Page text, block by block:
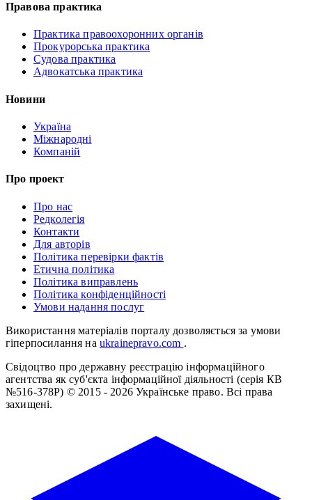
Правова практика
Практика правоохоронних органів
Прокурорська практика
Судова практика
Адвокатська практика
Новини
Україна
Міжнародні
Компаній
Про проект
Про нас
Редколегія
Контакти
Для авторів
Політика перевірки фактів
Етична політика
Політика виправлень
Політика конфіденційності
Умови надання послуг
Використання матеріалів порталу дозволяється за умови
гіперпосилання на ukrainepravo.com .
Свідоцтво про державну реєстрацію інформаційного
агентства як суб'єкта інформаційної діяльності (серія КВ
№516-378Р) © 2015 - 2026 Українське право. Всі права
захищені.